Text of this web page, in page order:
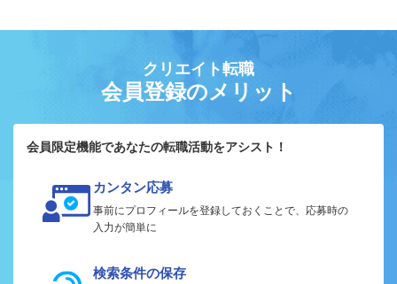
クリエイト転職
会員登録のメリット
会員限定機能であなたの転職活動をアシスト！
カンタン応募
事前にプロフィールを登録しておくことで、応募時の
入力が簡単に
検索条件の保存